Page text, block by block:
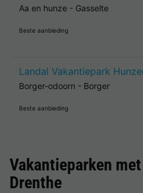
Aa en hunze - Gasselte
Beste aanbieding
Landal Vakantiepark
Borger-odoorn - Borger
Beste aanbieding
Vakantieparken
Drenthe